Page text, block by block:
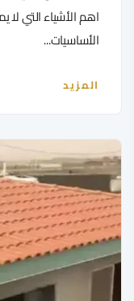
اهم الأشياء التي
الأساسيات...
المزيد